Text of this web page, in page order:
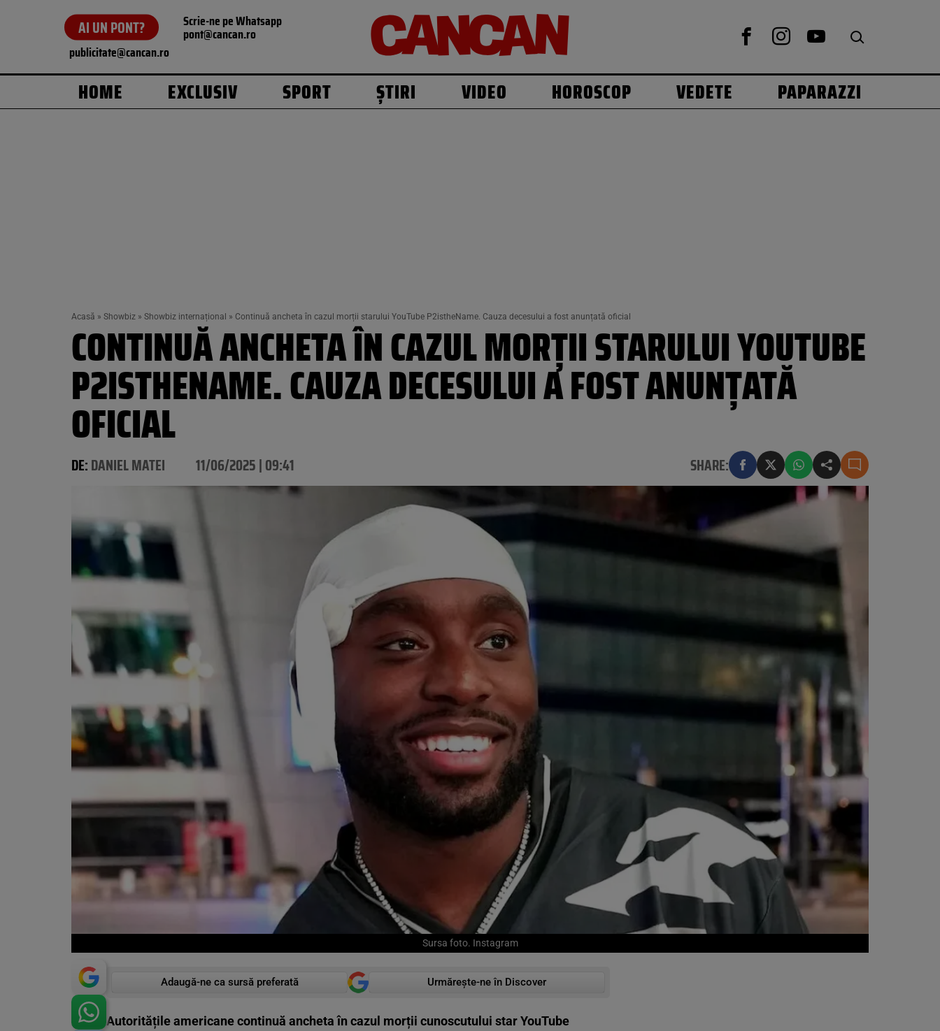
AI UN PONT? Scrie-ne pe Whatsapp
pont@cancan.ro
publicitate@cancan.ro
HOME EXCLUSIV SPORT ȘTIRI VIDEO HOROSCOP VEDETE PAPARAZZI
Acasă » Showbiz » Showbiz internațional » Continuă ancheta în cazul morții starului YouTube P2istheName. Cauza decesului a fost anunțată oficial
CONTINUĂ ANCHETA ÎN CAZUL MORȚII STARULUI YOUTUBE
P2ISTHENAME. CAUZA DECESULUI A FOST ANUNȚATĂ
OFICIAL
DE:DANIEL MATEI 11/06/2025 | 09:41 SHARE:
Sursa foto. Instagram
Adaugă-ne ca sursă preferată Urmărește-ne în Discover
Autoritățile americane continuă ancheta în cazul morții cunoscutului star YouTube